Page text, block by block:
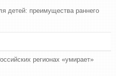
детей: преимущества раннего
регионах «умирает»